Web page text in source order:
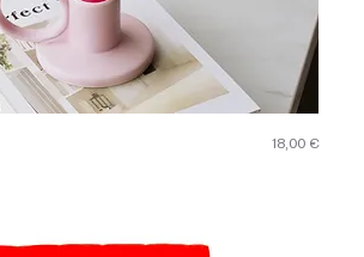
Preis
18,00 €